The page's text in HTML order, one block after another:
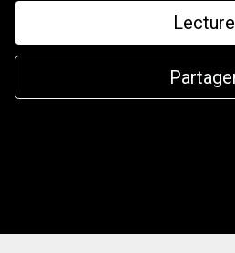
Lecture